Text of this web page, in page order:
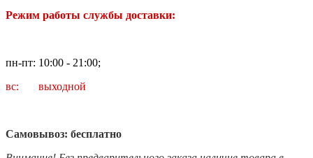
Режим работы службы доставки:
пн-пт: 10:00 - 21:00;
вс: выходной
Самовывоз: бесплатно